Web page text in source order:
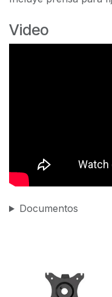
Video
Documentos